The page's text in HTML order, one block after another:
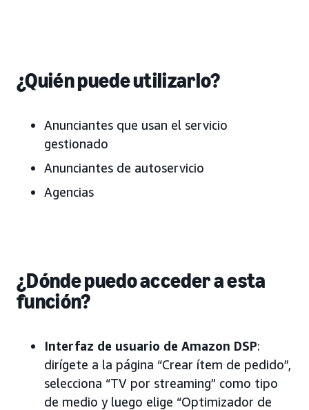
¿Quién puede utilizarlo?
Anunciantes que usan el servicio
gestionado
Anunciantes de autoservicio
Agencias
¿Dónde puedo acceder a esta
función?
Interfaz de usuario de Amazon DSP:
dirígete a la página “Crear ítem de pedido”,
selecciona “TV por streaming” como tipo
de medio y luego elige “Optimizador de